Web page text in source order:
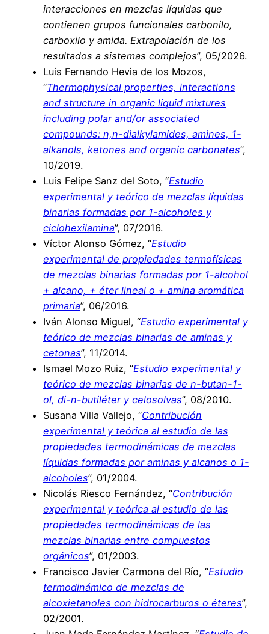
interacciones en mezclas líquidas que
contienen grupos funcionales carbonilo,
carboxilo y amida. Extrapolación de los
resultados a sistemas complejos”, 05/2026.
Luis Fernando Hevia de los Mozos,
“Thermophysical properties, interactions
and structure in organic liquid mixtures
including polar and/or associated
compounds: n,n-dialkylamides, amines, 1-
alkanols, ketones and organic carbonates”,
10/2019.
Luis Felipe Sanz del Soto, “Estudio
experimental y teórico de mezclas líquidas
binarias formadas por 1-alcoholes y
ciclohexilamina”, 07/2016.
Víctor Alonso Gómez, “Estudio
experimental de propiedades termofísicas
de mezclas binarias formadas por 1-alcohol
+ alcano, + éter lineal o + amina aromática
primaria”, 06/2016.
Iván Alonso Miguel, “Estudio experimental y
teórico de mezclas binarias de aminas y
cetonas”, 11/2014.
Ismael Mozo Ruiz, “Estudio experimental y
teórico de mezclas binarias de n-butan-1-
ol, di-n-butiléter y celosolvas”, 08/2010.
Susana Villa Vallejo, “Contribución
experimental y teórica al estudio de las
propiedades termodinámicas de mezclas
líquidas formadas por aminas y alcanos o 1-
alcoholes”, 01/2004.
Nicolás Riesco Fernández, “Contribución
experimental y teórica al estudio de las
propiedades termodinámicas de las
mezclas binarias entre compuestos
orgánicos”, 01/2003.
Francisco Javier Carmona del Río, “Estudio
termodinámico de mezclas de
alcoxietanoles con hidrocarburos o éteres”,
02/2001.